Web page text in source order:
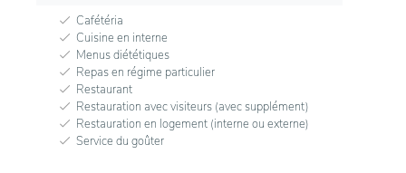
Cafétéria
Cuisine en interne
Menus diététiques
Repas en régime particulier
Restaurant
Restauration avec visiteurs (avec supplément)
Restauration en logement (interne ou externe)
Service du goûter